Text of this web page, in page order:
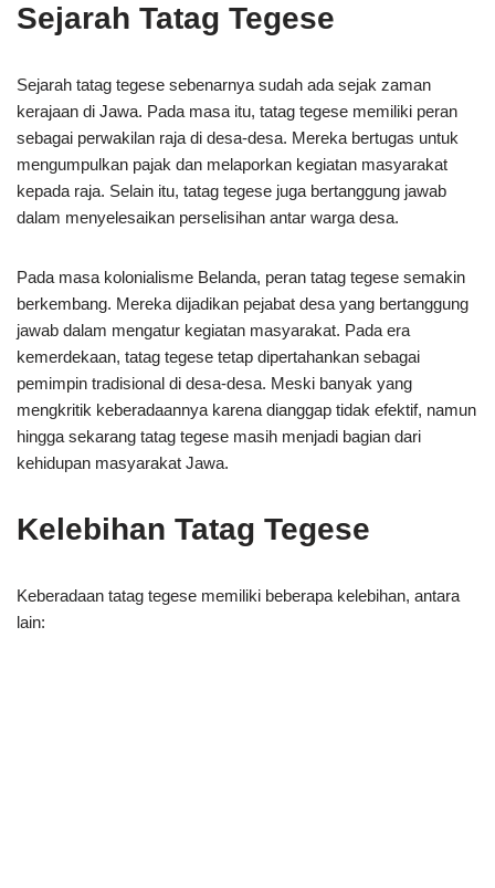
Sejarah Tatag Tegese
Sejarah tatag tegese sebenarnya sudah ada sejak zaman
kerajaan di Jawa. Pada masa itu, tatag tegese memiliki peran
sebagai perwakilan raja di desa-desa. Mereka bertugas untuk
mengumpulkan pajak dan melaporkan kegiatan masyarakat
kepada raja. Selain itu, tatag tegese juga bertanggung jawab
dalam menyelesaikan perselisihan antar warga desa.
Pada masa kolonialisme Belanda, peran tatag tegese semakin
berkembang. Mereka dijadikan pejabat desa yang bertanggung
jawab dalam mengatur kegiatan masyarakat. Pada era
kemerdekaan, tatag tegese tetap dipertahankan sebagai
pemimpin tradisional di desa-desa. Meski banyak yang
mengkritik keberadaannya karena dianggap tidak efektif, namun
hingga sekarang tatag tegese masih menjadi bagian dari
kehidupan masyarakat Jawa.
Kelebihan Tatag Tegese
Keberadaan tatag tegese memiliki beberapa kelebihan, antara
lain: